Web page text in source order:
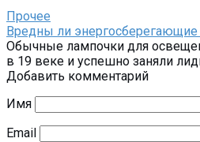
Прочее
Вредны ли
Обычные лампочки для
в 19 веке и успешно заняли
Добавить комментарий
Имя
Email